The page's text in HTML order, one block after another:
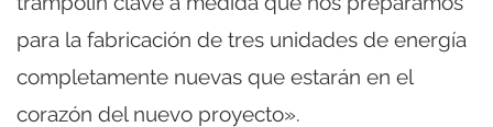
para la fabricación de tres unidades de energía
completamente nuevas que estarán en el
corazón del nuevo proyecto».